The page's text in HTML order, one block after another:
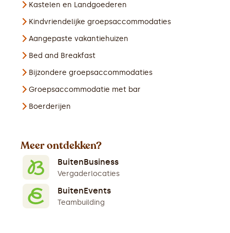
Kastelen en Landgoederen
Kindvriendelijke groepsaccommodaties
Aangepaste vakantiehuizen
Bed and Breakfast
Bijzondere groepsaccommodaties
Groepsaccommodatie met bar
Boerderijen
Meer ontdekken?
BuitenBusiness
Vergaderlocaties
BuitenEvents
Teambuilding